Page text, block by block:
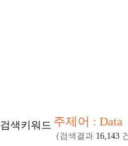
검색키워드 주제어 : Data
(검색결과 16,143